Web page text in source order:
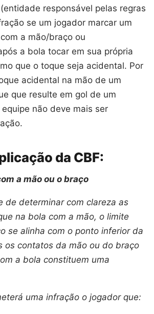
responsável pelas regras
se um jogador marcar um
a mão/braço ou
a bola tocar em sua própria
que o toque seja acidental. Por
acidental na mão de um
que resulte em gol de um
não deve mais ser
da CBF:
a mão ou o braço
de determinar com clareza as
na bola com a mão, o limite
se alinha com o ponto inferior da
os contatos da mão ou do braço
a bola constituem uma
uma infração o jogador que: